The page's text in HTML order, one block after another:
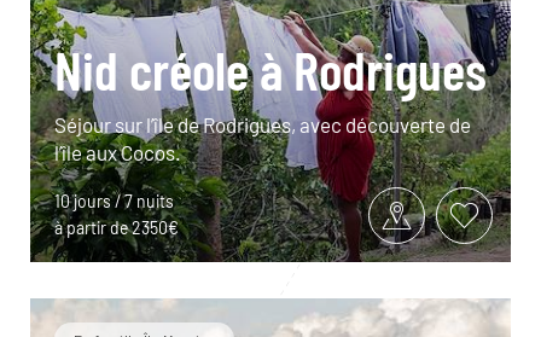
Nid créole à Rodrigues
Séjour sur l’île de Rodrigues, avec découverte de
l’île aux Cocos.
10 jours / 7 nuits
à partir de 2350€